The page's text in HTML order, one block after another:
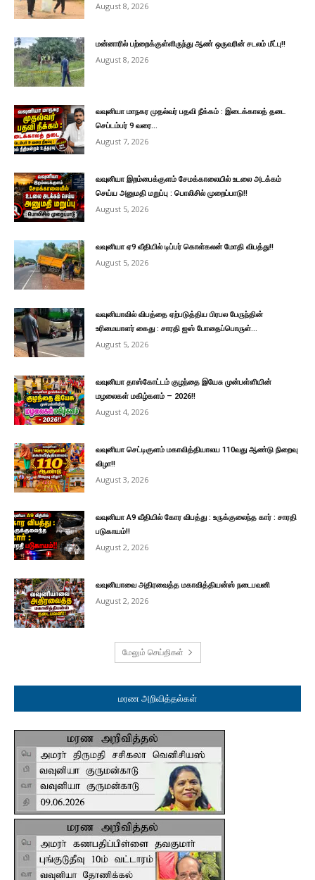
August 8, 2026
மன்னாரில் பற்றைக்குள்ளிருந்து ஆண் ஒருவரின் சடலம் மீட்பு!!
August 8, 2026
வவுனியா மாநகர முதல்வர் பதவி நீக்கம் : இடைக்காலத் தடை
செப்டம்பர் 9 வரை...
August 7, 2026
வவுனியா இறம்பைக்குளம் சேமக்காலையில் உடலை அடக்கம்
செய்ய அனுமதி மறுப்பு : பொலிசில் முறைப்பாடு!!
August 5, 2026
வவுனியா ஏ9 வீதியில் டிப்பர் கொள்கலன் மோதி விபத்து!!
August 5, 2026
வவுனியாவில் விபத்தை ஏற்படுத்திய பிரபல பேருந்தின்
உரிமையாளர் கைது : சாரதி ஐஸ் போதைப்பொருள்...
August 5, 2026
வவுனியா தாஸ்கோட்டம் குழந்தை இயேசு முன்பள்ளியின்
மழலைகள் மகிழ்களம் – 2026!!
August 4, 2026
வவுனியா செட்டிகுளம் மகாவித்தியாலய 110வது ஆண்டு நிறைவு
விழா!!
August 3, 2026
வவுனியா A9 வீதியில் கோர விபத்து : உருக்குலைந்த கார் : சாரதி
படுகாயம்!!
August 2, 2026
வவுனியாவை அதிரவைத்த மகாவித்தியன்ஸ் நடைபவனி
August 2, 2026
மேலும் செய்திகள்
மரண அறிவித்தல்கள்